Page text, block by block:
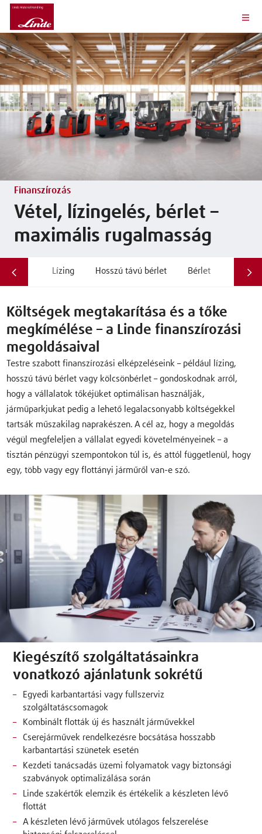
Finanszírozás
Vétel, lízingelés, bérlet –
maximális rugalmasság
Lízing Hosszú távú bérlet Bérlet
Költségek megtakarítása és a tőke
megkímélése – a Linde finanszírozási
megoldásaival
Testre szabott finanszírozási elképzeléseink – például lízing,
hosszú távú bérlet vagy kölcsönbérlet – gondoskodnak arról,
hogy a vállalatok tőkéjüket optimálisan használják,
járműparkjukat pedig a lehető legalacsonyabb költségekkel
tartsák műszakilag naprakészen. A cél az, hogy a megoldás
végül megfeleljen a vállalat egyedi követelményeinek – a
tisztán pénzügyi szempontokon túl is, és attól függetlenül, hogy
egy, több vagy egy flottányi járműről van-e szó.
Kiegészítő szolgáltatásainkra
vonatkozó ajánlatunk sokrétű
Egyedi karbantartási vagy fullszerviz
szolgáltatáscsomagok
Kombinált flották új és használt járművekkel
Cserejárművek rendelkezésre bocsátása hosszabb
karbantartási szünetek esetén
Kezdeti tanácsadás üzemi folyamatok vagy biztonsági
szabványok optimalizálása során
Linde szakértők elemzik és értékelik a készleten lévő
flottát
A készleten lévő járművek utólagos felszerelése